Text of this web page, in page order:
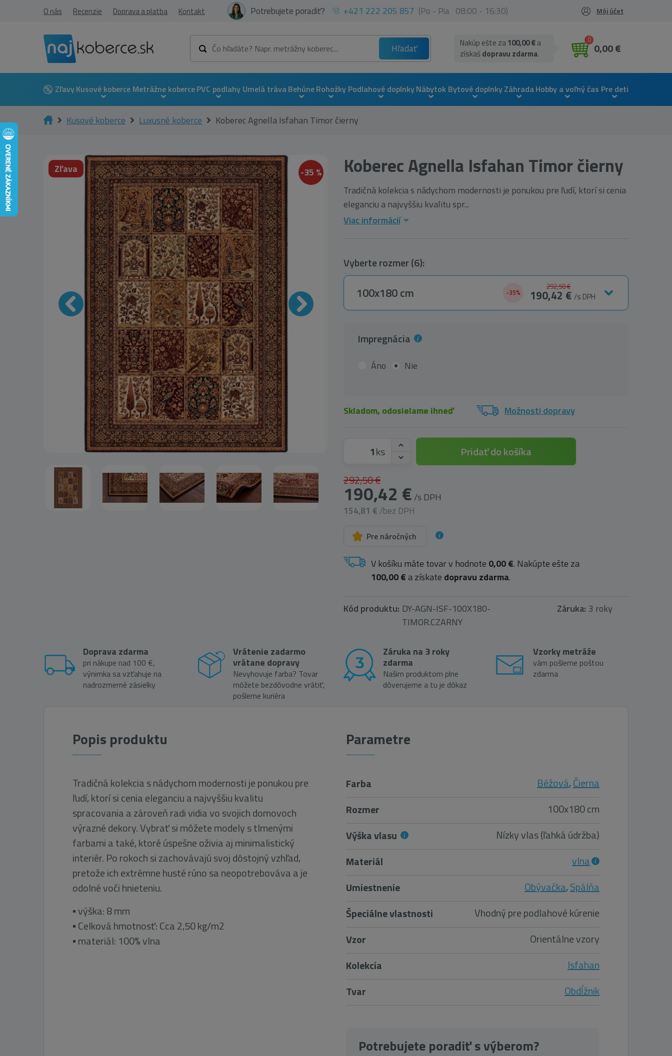
O nás Recenzie Doprava a platba Kontakt Potrebujete poradiť? +421 222 205 857 (Po - Pia 08:00 - 16:30) Môj účet
Hľadať
0
0,00 €
Nakúp ešte za100,00 €a
získaš dopravu zdarma.
ZľavyKusové koberce Metrážne kobercePVC podlahy Umelá trávaBehúneRohožky Podlahové doplnkyNábytok Bytové doplnkyZáhradaHobby a voľný čas Pre deti
Kusové koberce Luxusné koberce Koberec Agnella Isfahan Timor čierny
Zľava -35 % Koberec Agnella Isfahan Timor čierny
Tradičná kolekcia s nádychom modernosti je ponukou pre ľudí, ktorí si cenia
eleganciu a najvyššiu kvalitu spr...
Viac informácií
Vyberte rozmer (6):
100x180 cm 292,50 €
-35% 190,42 € /s DPH
Impregnácia
Áno Nie
Skladom, odosielame ihneď Možnosti dopravy
ks
292,50 €
190,42 € /s DPH
154,81 € /bez DPH
Pridať do košíka
Pre náročných
V košíku máte tovar v hodnote 0,00 €. Nakúpte ešte za
100,00 €a získate dopravu zdarma.
Kód produktu: DY-AGN-ISF-100X180-
TIMOR.CZARNY
Záruka: 3 roky
Doprava zdarma
pri nákupe nad 100 €,
výnimka sa vzťahuje na
nadrozmerné zásielky
Vrátenie zadarmo
vrátane dopravy
Nevyhovuje farba? Tovar
môžete bezdôvodne vrátiť,
pošleme kuriéra
Záruka na 3 roky
zdarma
Našim produktom plne
dôverujeme a tu je dôkaz
Vzorky metráže
vám pošleme poštou
zdarma
Popis produktu
Tradičná kolekcia s nádychom modernosti je ponukou pre
ľudí, ktorí si cenia eleganciu a najvyššiu kvalitu
spracovania a zároveň radi vidia vo svojich domovoch
výrazné dekory. Vybrať si môžete modely s tlmenými
farbami a také, ktoré úspešne oživia aj minimalistický
interiér. Po rokoch si zachovávajú svoj dôstojný vzhľad,
pretože ich extrémne husté rúno sa neopotrebováva a je
odolné voči hnieteniu.
▪ výška: 8 mm
▪ Celková hmotnosť: Cca 2,50 kg/m2
▪ materiál: 100% vlna
Parametre
Farba Béžová,Čierna
Rozmer
100x180 cm
Výška vlasu
Nízky vlas (ľahká údržba)
Materiál
vlna
Umiestnenie
Obývačka,Spálňa
Špeciálne vlastnosti
Vhodný pre podlahové kúrenie
Vzor
Orientálne vzory
Kolekcia
Isfahan
Tvar
Obdĺžnik
Potrebujete poradiť s výberom?